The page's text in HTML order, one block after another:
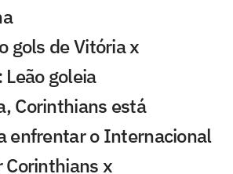
gols de Vitória x
goleia
Corinthians está
enfrentar o Internacional
Corinthians x